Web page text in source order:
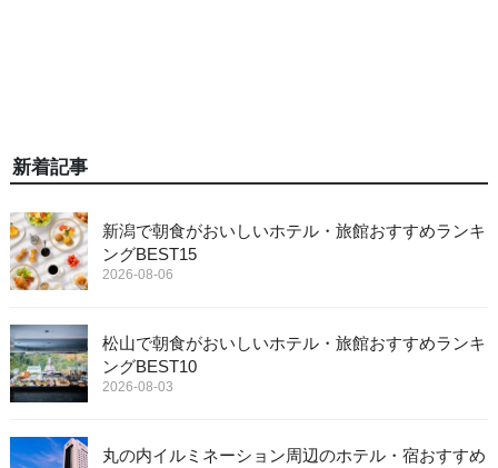
新着記事
新潟で朝食がおいしいホテル・旅館おすすめランキ
ングBEST15
2026-08-06
松山で朝食がおいしいホテル・旅館おすすめランキ
ングBEST10
2026-08-03
丸の内イルミネーション周辺のホテル・宿おすすめ